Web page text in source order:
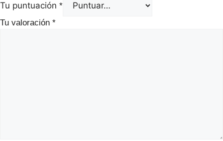
Tu puntuación *
Tu valoración *